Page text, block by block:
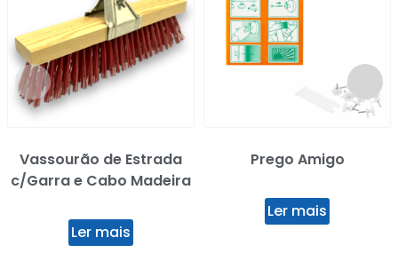
Vassourão de Estrada
c/Garra e Cabo Madeira
Ler mais
Prego Amigo
Ler mais